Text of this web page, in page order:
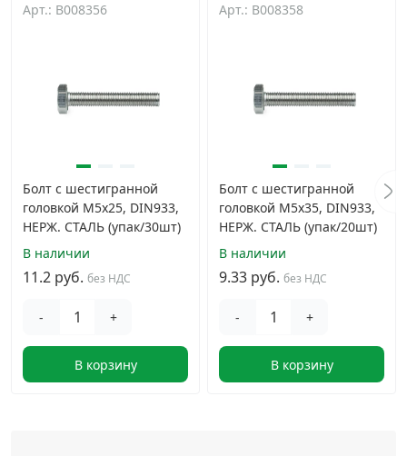
Арт.: B008356
Болт с шестигранной
головкой M5х25, DIN933,
НЕРЖ. СТАЛЬ (упак/30шт)
В наличии
11.2 руб. без НДС
- +
В корзину
Арт.: B008358
Болт с шестигранной
головкой M5х35, DIN933,
НЕРЖ. СТАЛЬ (упак/20шт)
В наличии
9.33 руб. без НДС
- +
В корзину